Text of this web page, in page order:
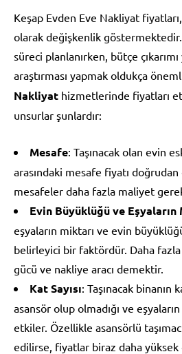
Keşap Evden Eve Nakliyat
olarak değişkenlik
süreci planlanırken, bütçe
araştırması yapmak oldukça
Nakliyat hizmetlerinde fiyatları
unsurlar şunlardır:
Mesafe: Taşınacak olan evin
arasındaki mesafe fiyatı
mesafeler daha fazla maliyet
Evin Büyüklüğü ve Eşyaların
eşyaların miktarı ve evin
belirleyici bir faktördür. Daha
gücü ve nakliye aracı demektir.
Kat Sayısı: Taşınacak binanın
asansör olup olmadığı ve eşyaların
etkiler. Özellikle asansörlü
edilirse, fiyatlar biraz daha yüksek